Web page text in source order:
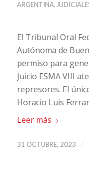
ARGENTINA,
El Tribunal Oral
Autónoma de
permiso para
Juicio ESMA VIII
represores. El
Horacio Luis
Leer más
31 OCTUBRE, 2023 /